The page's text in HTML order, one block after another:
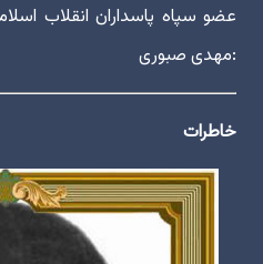
:مهدی صبوری
خاطرات